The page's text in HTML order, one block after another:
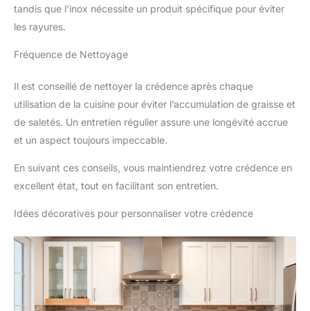
tandis que l’inox nécessite un produit spécifique pour éviter
les rayures.
Fréquence de Nettoyage
Il est conseillé de nettoyer la crédence après chaque
utilisation de la cuisine pour éviter l’accumulation de graisse et
de saletés. Un entretien régulier assure une longévité accrue
et un aspect toujours impeccable.
En suivant ces conseils, vous maintiendrez votre crédence en
excellent état, tout en facilitant son entretien.
Idées décoratives pour personnaliser votre crédence